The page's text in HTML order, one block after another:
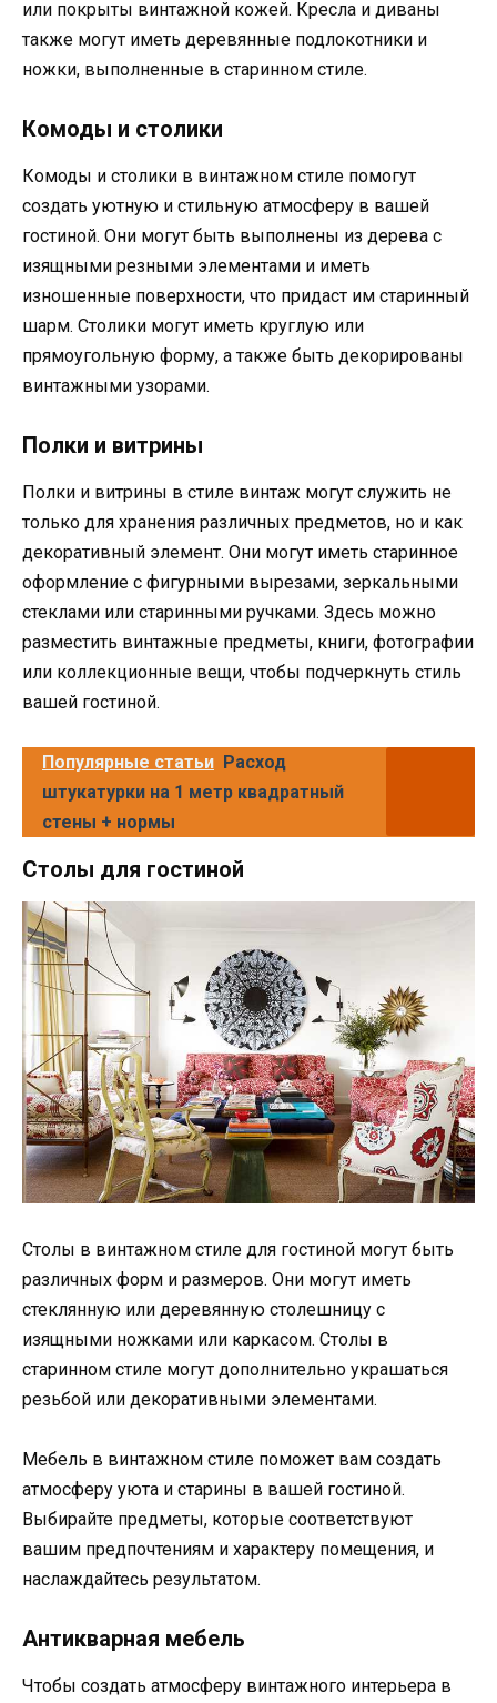
или покрыты винтажной кожей. Кресла и диваны
также могут иметь деревянные подлокотники и
ножки, выполненные в старинном стиле.
Комоды и столики
Комоды и столики в винтажном стиле помогут
создать уютную и стильную атмосферу в вашей
гостиной. Они могут быть выполнены из дерева с
изящными резными элементами и иметь
изношенные поверхности, что придаст им старинный
шарм. Столики могут иметь круглую или
прямоугольную форму, а также быть декорированы
винтажными узорами.
Полки и витрины
Полки и витрины в стиле винтаж могут служить не
только для хранения различных предметов, но и как
декоративный элемент. Они могут иметь старинное
оформление с фигурными вырезами, зеркальными
стеклами или старинными ручками. Здесь можно
разместить винтажные предметы, книги, фотографии
или коллекционные вещи, чтобы подчеркнуть стиль
вашей гостиной.
Популярные статьи Расход
штукатурки на 1 метр квадратный
стены + нормы
Столы для гостиной
Столы в винтажном стиле для гостиной могут быть
различных форм и размеров. Они могут иметь
стеклянную или деревянную столешницу с
изящными ножками или каркасом. Столы в
старинном стиле могут дополнительно украшаться
резьбой или декоративными элементами.
Мебель в винтажном стиле поможет вам создать
атмосферу уюта и старины в вашей гостиной.
Выбирайте предметы, которые соответствуют
вашим предпочтениям и характеру помещения, и
наслаждайтесь результатом.
Антикварная мебель
Чтобы создать атмосферу винтажного интерьера в